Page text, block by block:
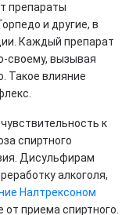
препараты
и другие, в
Каждый препарат
своему, вызывая
Такое влияние
к
спиртного
Дисульфирам
алкоголя,
Налтрексоном
приема спиртного.